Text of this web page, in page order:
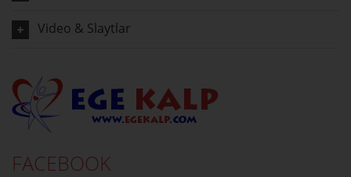
Video & Slaytlar
FACEBOOK